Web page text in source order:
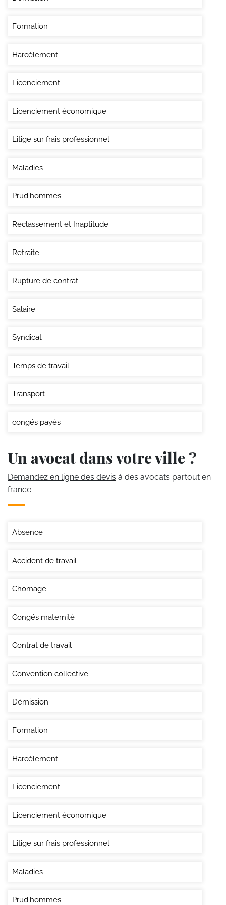
Formation
Harcèlement
Licenciement
Licenciement économique
Litige sur frais professionnel
Maladies
Prud'hommes
Reclassement et Inaptitude
Retraite
Rupture de contrat
Salaire
Syndicat
Temps de travail
Transport
congés payés
Un avocat dans votre ville ?
Demandez en ligne des devis à des avocats partout en
france
Absence
Accident de travail
Chomage
Congés maternité
Contrat de travail
Convention collective
Démission
Formation
Harcèlement
Licenciement
Licenciement économique
Litige sur frais professionnel
Maladies
Prud'hommes